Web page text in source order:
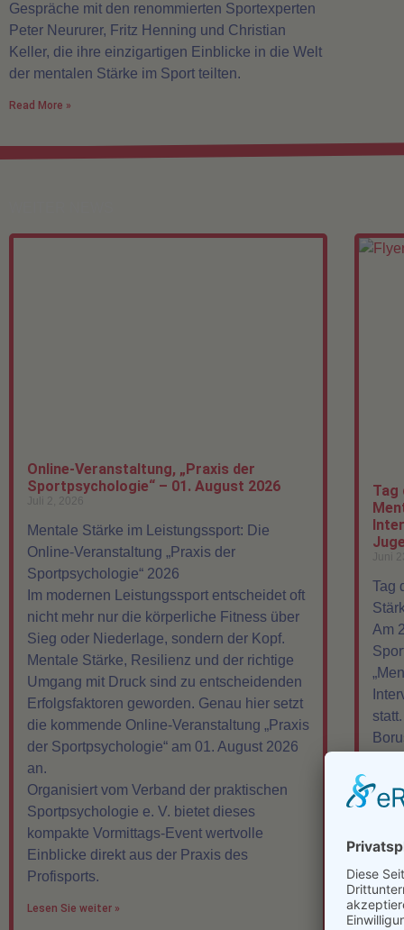
Gespräche mit den renommierten Sportexperten
Peter Neururer, Fritz Henning und Christian
Keller, die ihre einzigartigen Einblicke in die Welt
der mentalen Stärke im Sport teilten.
Read More »
Online-Veranstaltung, „Praxis der
Sportpsychologie“ – 01. August 2026
Juli 2, 2026
Mentale Stärke im Leistungssport: Die
Online-Veranstaltung „Praxis der
Sportpsychologie“ 2026
Im modernen Leistungssport entscheidet oft
nicht mehr nur die körperliche Fitness über
Sieg oder Niederlage, sondern der Kopf.
Mentale Stärke, Resilienz und der richtige
Umgang mit Druck sind zu entscheidenden
Erfolgsfaktoren geworden. Genau hier setzt
die kommende Online-Veranstaltung „Praxis
der Sportpsychologie“ am 01. August 2026
an.
Organisiert vom Verband der praktischen
Sportpsychologie e. V. bietet dieses
kompakte Vormittags-Event wertvolle
Einblicke direkt aus der Praxis des
Profisports.
Lesen Sie weiter »
Tag
Juni
Tag
Am
und